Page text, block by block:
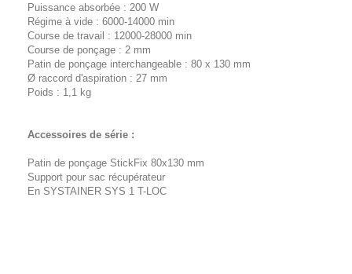
Puissance absorbée : 200 W
Régime à vide : 6000-14000 min­
Course de travail : 12000-28000 min
Course de ponçage : 2 mm
Patin de ponçage interchangeable : 80 x 130 mm
Ø raccord d'aspiration : 27 mm
Poids : 1,1 kg
Accessoires de série :
Patin de ponçage StickFix 80x130 mm
Support pour sac récupérateur
En SYSTAINER SYS 1 T-LOC